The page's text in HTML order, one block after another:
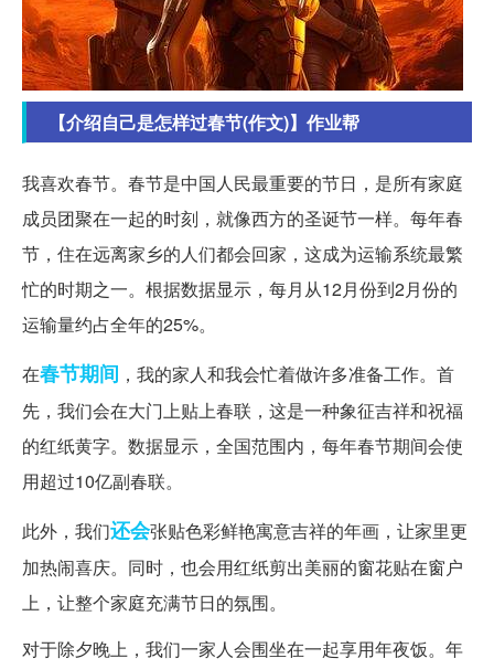
【介绍自己是怎样过春节(作文)】作业帮
我喜欢春节。春节是中国人民最重要的节日，是所有家庭
成员团聚在一起的时刻，就像西方的圣诞节一样。每年春
节，住在远离家乡的人们都会回家，这成为运输系统最繁
忙的时期之一。根据数据显示，每月从12月份到2月份的
运输量约占全年的25%。
在春节期间 ，我的家人和我会忙着做许多准备工作。首
先，我们会在大门上贴上春联，这是一种象征吉祥和祝福
的红纸黄字。数据显示，全国范围内，每年春节期间会使
用超过10亿副春联。
此外，我们还会张贴色彩鲜艳寓意吉祥的年画，让家里更
加热闹喜庆。同时，也会用红纸剪出美丽的窗花贴在窗户
上，让整个家庭充满节日的氛围。
对于除夕晚上，我们一家人会围坐在一起享用年夜饭。年